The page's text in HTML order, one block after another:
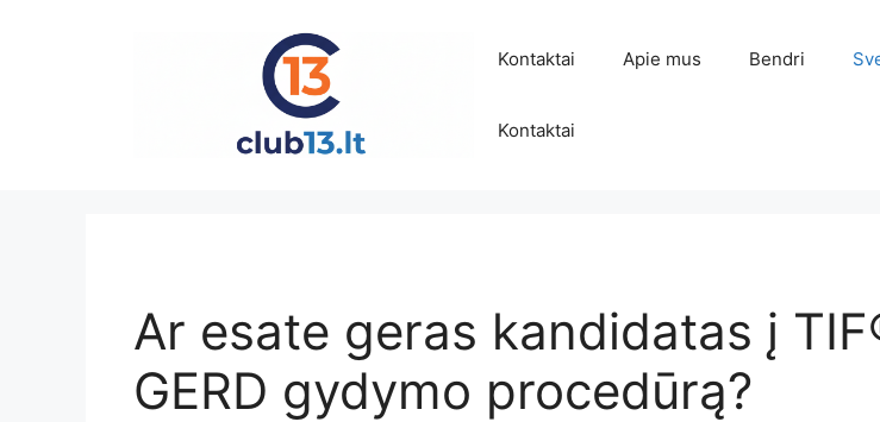
Kontaktai Apie mus Bendri
Kontaktai
Ar esate geras kandidatas į
GERD gydymo procedūrą?